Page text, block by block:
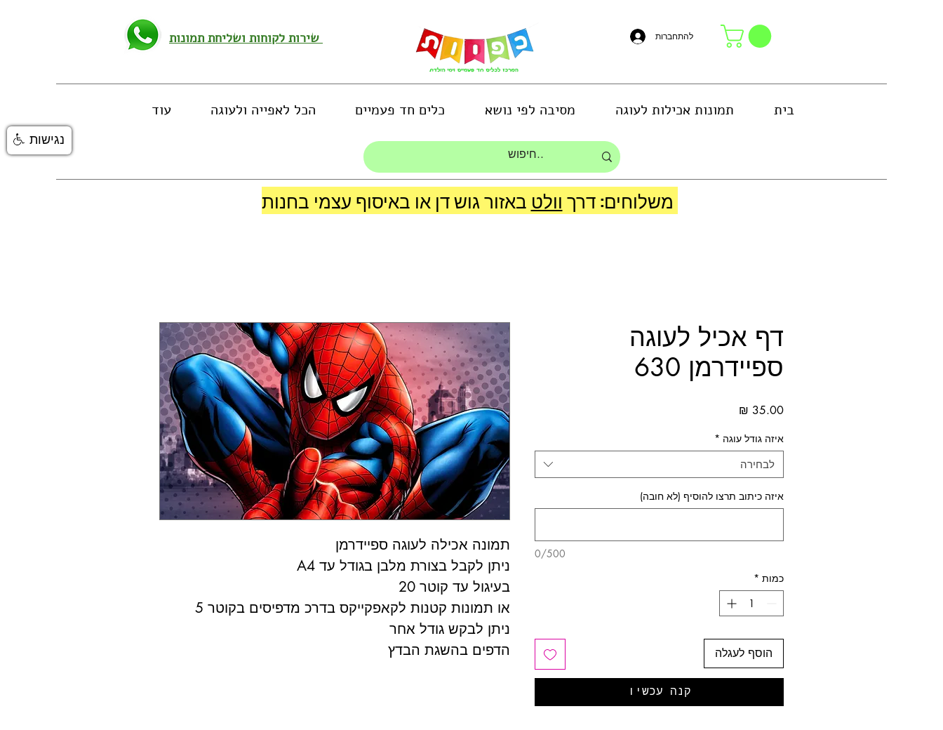
להתחברות
בית תמונות אכילות לעוגה מסיבה לפי נושא כלים חד פעמיים הכל לאפייה ולעוגה עוד
משלוחים: דרך וולט
תמונה אכילה לעוגה ספיידרמן
ניתן לקבל בצורת מלבן בגודל עד A4
בעיגול עד קוטר 20
או תמונות קטנות לקאפקייקס בדרכ מדפיסים בקוטר 5
ניתן לבקש גודל אחר
הדפים בהשגת הבדץ
דף אכיל לעוגה
ספיידרמן 630
איזה גודל עוגה *
לבחירה
איזה כיתוב תרצו להוסיף (לא חובה)
0/500
כמות *
הוסף לעגלה
קנה עכשיו
נגישות